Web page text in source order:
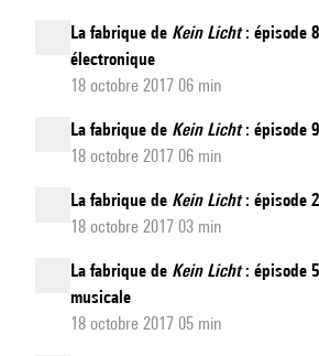
La fabrique de Kein Licht: épisode
électronique
18 octobre 2017 06 min
La fabrique de Kein Licht: épisode
18 octobre 2017 06 min
La fabrique de Kein Licht: épisode
18 octobre 2017 03 min
La fabrique de Kein Licht: épisode
musicale
18 octobre 2017 05 min